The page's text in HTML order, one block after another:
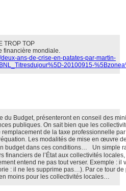
TROP TOP
financière mondiale.
ans-de-crise-en-patates-par-martin-
20100915-
du Budget, présenteront en conseil des
publiques. On sait bien que les
de la taxe professionnelle
Les modalités de mise en œuvre
budget dans ces conditions… Un simple
de l’État aux collectivités
entend ne pas tout verser. Exemple : il
: il ne les supprime pas…). Par ce tour
moins pour les collectivités locales…